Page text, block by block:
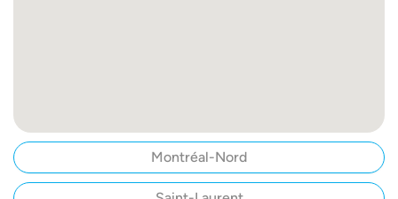
Montréal-Nord